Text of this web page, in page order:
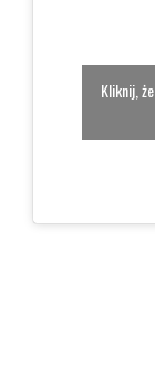
Kliknij,